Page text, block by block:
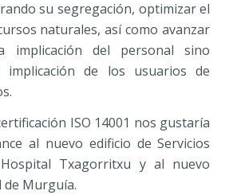
su segregación, optimizar el
naturales, así como avanzar
del personal sino
de los usuarios de
ISO 14001 nos gustaría
al nuevo edificio de Servicios
Txagorritxu y al nuevo
de Murguía.